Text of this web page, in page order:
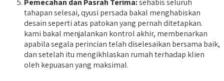
Pemecahan dan Pasrah Terima:sehabis seluruh
tahapan selesai, qyusi persada bakal menghabiskan
desain seperti atas patokan yang pernah ditetapkan.
kami bakal menjalankan kontrol akhir, membenarkan
apabila segala perincian telah diselesaikan bersama baik,
dan setelah itu mengikhlaskan rumah terhadap klien
oleh kepuasan yang maksimal.